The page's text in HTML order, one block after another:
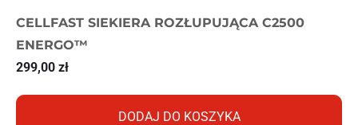
CELLFAST SIEKIERA ROZŁUPUJĄCA C2500
ENERGO™
299,00 zł
DODAJ DO KOSZYKA